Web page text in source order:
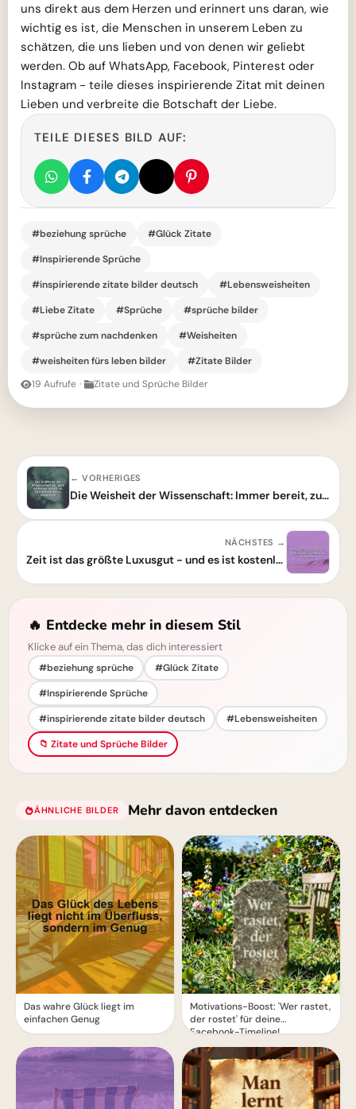
uns direkt aus dem Herzen und erinnert uns daran, wie
wichtig es ist, die Menschen in unserem Leben zu
schätzen, die uns lieben und von denen wir geliebt
werden. Ob auf WhatsApp, Facebook, Pinterest oder
Instagram - teile dieses inspirierende Zitat mit deinen
Lieben und verbreite die Botschaft der Liebe.
TEILE DIESES BILD AUF:
#beziehung sprüche
#Glück Zitate
#Inspirierende Sprüche
#inspirierende zitate bilder deutsch
#Lebensweisheiten
#Liebe Zitate
#Sprüche
#sprüche bilder
#sprüche zum nachdenken
#Weisheiten
#weisheiten fürs leben bilder
#Zitate Bilder
19 Aufrufe · Zitate und Sprüche Bilder
← VORHERIGES
Die Weisheit der Wissenschaft: Immer bereit, zu lernen
NÄCHSTES →
Zeit ist das größte Luxusgut - und es ist kostenlos!
🔥 Entdecke mehr in diesem Stil
Klicke auf ein Thema, das dich interessiert
#beziehung sprüche
#Glück Zitate
#Inspirierende Sprüche
#inspirierende zitate bilder deutsch
#Lebensweisheiten
📁 Zitate und Sprüche Bilder
ÄHNLICHE BILDER Mehr davon entdecken
Das wahre Glück liegt im
einfachen Genug
Motivations-Boost: 'Wer rastet,
der rostet' für deine
Facebook-Timeline!